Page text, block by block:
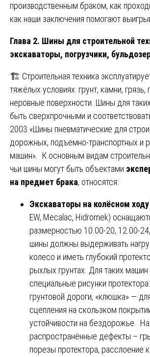
производственным браком, как
как наши заключения помогают
Глава 2. Шины для строительной
экскаваторы, погрузчики,
🏗️ Строительная техника
тяжёлых условиях: грунт, камни, грязь,
неровные поверхности. Шины для
быть сверхпрочными и
2003 «Шины пневматические для
дорожных, подъемно-транспортных и
машин». К основным видам
чьи шины могут быть объектами
на предмет брака, относятся:
Экскаваторы на колёсном ходу
EW, Mecalac, Hidromek)
размерностью 10.00-20, 12.00-
шины должны выдерживать
колесо и иметь глубокий
рыхлых грунтах. Для таких
специальные рисунки
грунтовой дороги, «клюшка» —
сцепления на скользком
устойчивости на бездорожье.
распространённые дефекты –
порезы протектора, расслоение